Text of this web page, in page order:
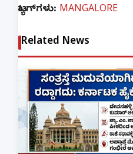
ಟ್ಯಾಗ್‌ಗಳು: MANGALORE
Related News